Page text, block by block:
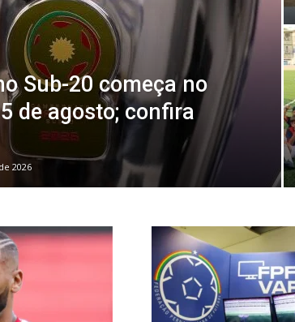
Sub-20 começa no
de agosto; confira
2026